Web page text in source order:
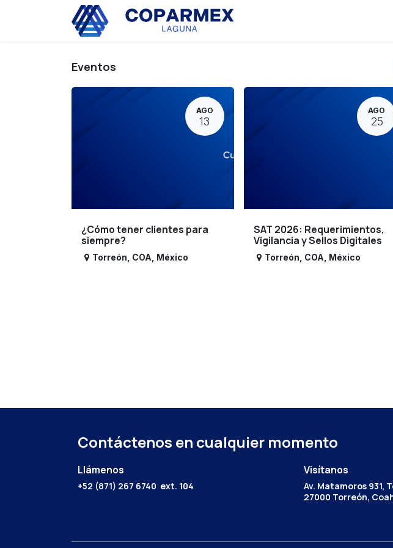
Eventos
AGO
13
¿Cómo tener clientes para
siempre?
Torreón COA México
AGO
25
SAT 2026: Requerimientos,
Vigilancia y Sellos Digitales
Torreón COA México
Contáctenos en cualquier momento
Llámenos
+52 (871) 267 6740 ext. 104
Visítanos
Av. Matamoros 931,
27000 Torreón,